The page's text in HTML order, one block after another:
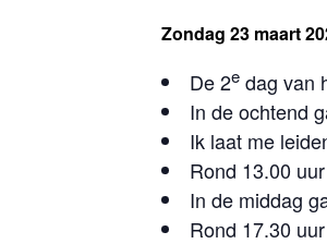
Zondag 23 maart
De 2e dag van
In de ochtend
Ik laat me
Rond 13.00
In de middag
Rond 17.30